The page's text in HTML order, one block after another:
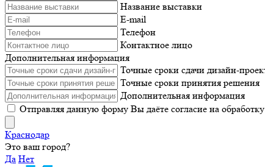
Название выставки
E-mail
Телефон
Контактное лицо
Дополнительная информация
Точные сроки сдачи дизайн-
Точные сроки принятия решения
Дополнительная информация
Отправляя данную форму Вы даёте согласие на
Краснодар
Это ваш город?
Да Нет